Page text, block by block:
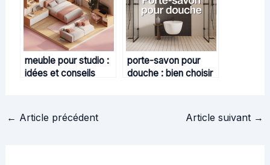
meuble pour studio :
idées et conseils
porte-savon pour
douche : bien choisir
← Article précédent Article suivant →